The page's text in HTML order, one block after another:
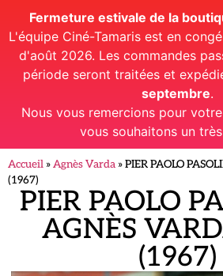
Fermeture estivale de la
L'équipe Ciné-Tamaris est en
d'août 2026. Les commandes
période seront traitées et
septembre.
Nous vous remercions pour
vous souhaitons un
Accueil »Agnès Varda »PIER PAOLO
(1967)
PIER PAOLO
AGNÈS
(1967)